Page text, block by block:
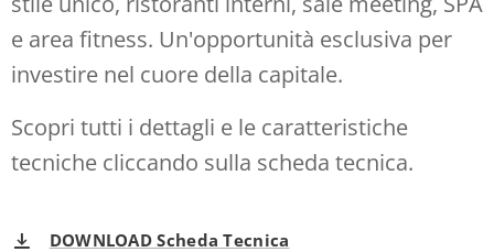
e area fitness. Un'opportunità esclusiva per
investire nel cuore della capitale.
Scopri tutti i dettagli e le caratteristiche
tecniche cliccando sulla scheda tecnica.
DOWNLOAD Scheda Tecnica